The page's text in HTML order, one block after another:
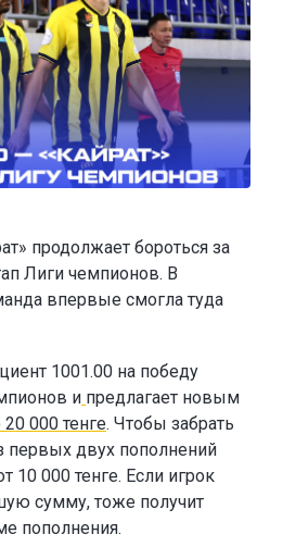
продолжает бороться за
Лиги чемпионов. В
впервые смогла туда
1001.00 на победу
и предлагает новым
000 тенге. Чтобы забрать
первых двух пополнений
10 000 тенге. Если игрок
сумму, тоже получит
пополнения.